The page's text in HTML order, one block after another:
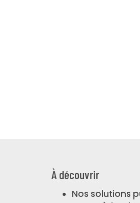
À découvrir
Nos solutions